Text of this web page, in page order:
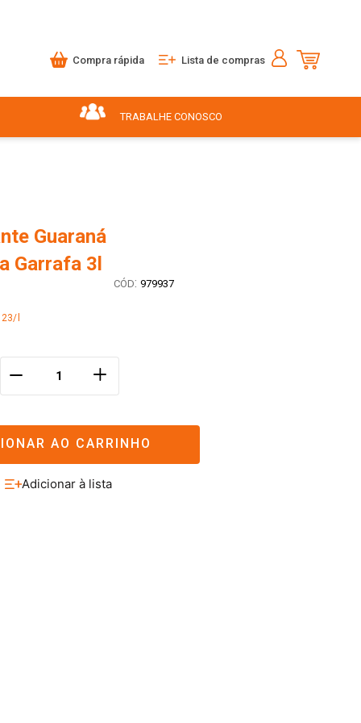
Compra rápida Lista de compras
TRABALHE CONOSCO
Guaraná
Garrafa 3l
: 979937
l
＋
AO CARRINHO